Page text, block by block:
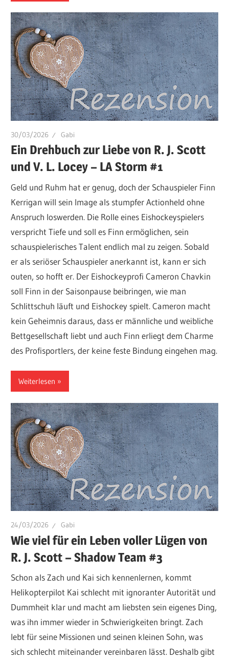
30/03/2026 Gabi
Ein Drehbuch zur Liebe von R. J. Scott
und V. L. Locey – LA Storm #1
Geld und Ruhm hat er genug, doch der Schauspieler Finn
Kerrigan will sein Image als stumpfer Actionheld ohne
Anspruch loswerden. Die Rolle eines Eishockeyspielers
verspricht Tiefe und soll es Finn ermöglichen, sein
schauspielerisches Talent endlich mal zu zeigen. Sobald
er als seriöser Schauspieler anerkannt ist, kann er sich
outen, so hofft er. Der Eishockeyprofi Cameron Chavkin
soll Finn in der Saisonpause beibringen, wie man
Schlittschuh läuft und Eishockey spielt. Cameron macht
kein Geheimnis daraus, dass er männliche und weibliche
Bettgesellschaft liebt und auch Finn erliegt dem Charme
des Profisportlers, der keine feste Bindung eingehen mag.
Weiterlesen
24/03/2026 Gabi
Wie viel für ein Leben voller Lügen von
R. J. Scott – Shadow Team #3
Schon als Zach und Kai sich kennenlernen, kommt
Helikopterpilot Kai schlecht mit ignoranter Autorität und
Dummheit klar und macht am liebsten sein eigenes Ding,
was ihn immer wieder in Schwierigkeiten bringt. Zach
lebt für seine Missionen und seinen kleinen Sohn, was
sich schlecht miteinander vereinbaren lässt. Deshalb gibt